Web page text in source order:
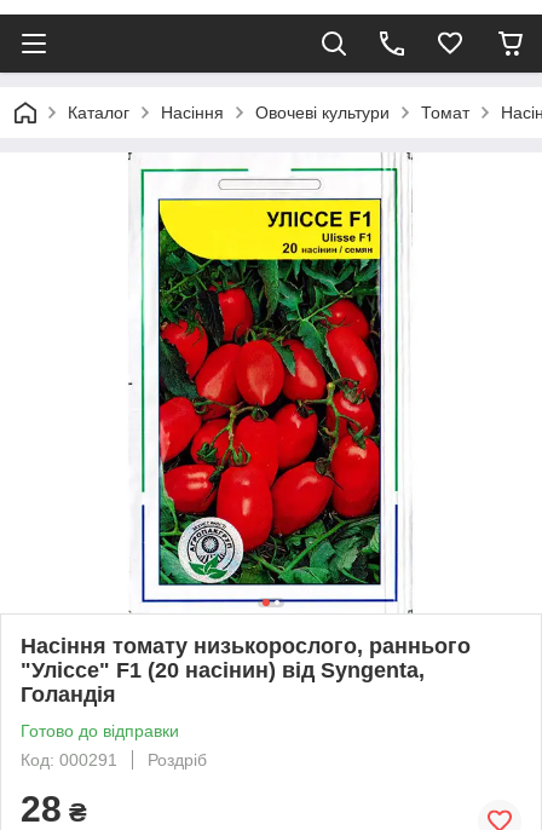
Каталог Насіння Овочеві культури Томат
Насіння томату низькорослого, раннього
"Уліссе" F1 (20 насінин) від Syngenta,
Голандія
Готово до відправки
Код: 000291
Роздріб
28 ₴